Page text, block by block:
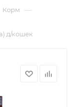
Корм —
д/кошек